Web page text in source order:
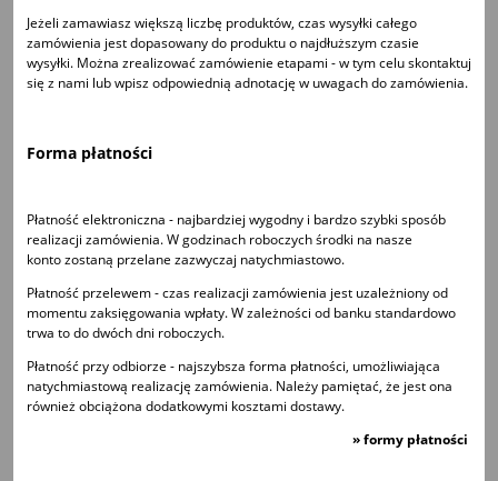
Jeżeli zamawiasz większą liczbę produktów, czas wysyłki całego
zamówienia jest dopasowany do produktu o najdłuższym czasie
wysyłki. Można zrealizować zamówienie etapami - w tym celu skontaktuj
się z nami lub wpisz odpowiednią adnotację w uwagach do zamówienia.
Forma płatności
Płatność elektroniczna - najbardziej wygodny i bardzo szybki sposób
realizacji zamówienia. W godzinach roboczych środki na nasze
konto zostaną przelane zazwyczaj natychmiastowo.
Płatność przelewem - czas realizacji zamówienia jest uzależniony od
momentu zaksięgowania wpłaty. W zależności od banku standardowo
trwa to do dwóch dni roboczych.
Płatność przy odbiorze - najszybsza forma płatności, umożliwiająca
natychmiastową realizację zamówienia. Należy pamiętać, że jest ona
również obciążona dodatkowymi kosztami dostawy.
»formy płatności